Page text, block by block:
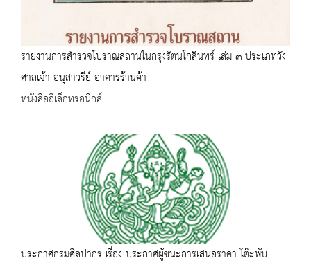
รายงานการสำรวจโบราณสถานในกรุงรัตนโกสินทร์ เล่ม ๓ ประเภทวัง
ศาลเจ้า อนุสาวรีย์ อาคารร้านค้า
หนังสืออิเล็กทรอนิกส์
ประกาศกรมศิลปากร เรื่อง ประกาศผู้ชนะการเสนอราคา โต๊ะพับ